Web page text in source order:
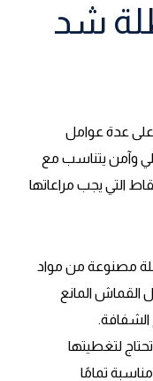
شد
على عدة عوامل
وآمن يتناسب مع
التي يجب مراعاتها
مصنوعة من مواد
القماش المانع
الشفافة.
لتغطيتها
تمامًا